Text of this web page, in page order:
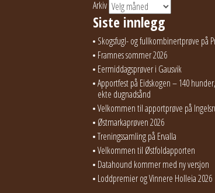
Arkiv
Siste innlegg
Skogsfugl- og fullkombinertprøve på
Framnes sommer 2026
Eermiddagsprøver i Gausvik
Apportfest på Eidskogen – 140
ekte dugnadsånd
Velkommen til apportprøve på
Østmarkaprøven 2026
Treningssamling på Ervalla
Velkommen til Østfoldapporten
Datahound kommer med ny versjon
Loddpremier og Vinnere Holleia 2026